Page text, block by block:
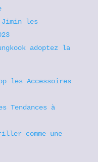
Jimin les
adoptez la
les Accessoires
Tendances à
comme une